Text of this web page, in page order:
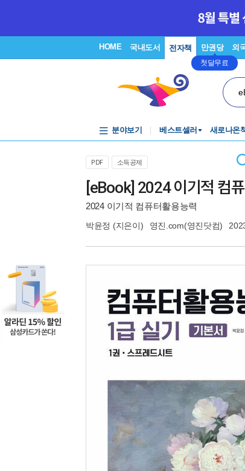
HOME 국내도서 전자책 만권당
첫달무료
외
분야보기 베스트셀러 새로나온
PDF 소득공제
[eBook] 2024 이기적 컴
2024 이기적 컴퓨터활용능력
박윤정 (지은이) 영진.com(영진닷컴)